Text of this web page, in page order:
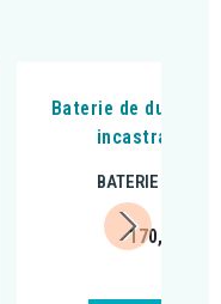
Baterie de dus,
incastrabila,
BATERIE
170,99